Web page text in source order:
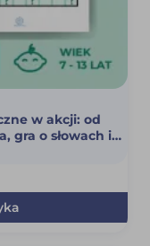
w akcji: od
gra o słowach i